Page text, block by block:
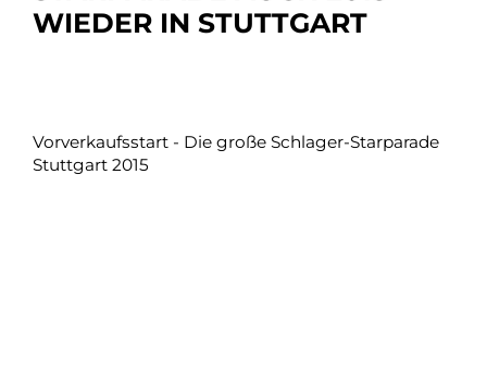
IEDER IN STUTTGART
Vorverkaufsstart - Die große Schlager-Starparade
Stuttgart 2015